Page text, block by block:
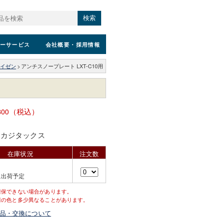
検索
サービス 会社概要 ・採用情報
ゼン > アンチスノープレート LXT-C10用
（税込）
ジタックス
在庫状況 注文数
荷予定
できない場合があります。
色と多少異なることがあります。
・交換について